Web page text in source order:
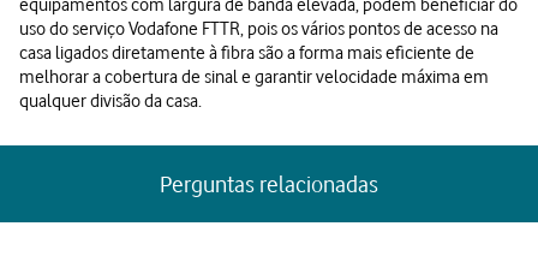
uso do serviço Vodafone FTTR, pois os vários pontos de acesso na
casa ligados diretamente à fibra são a forma mais eficiente de
melhorar a cobertura de sinal e garantir velocidade máxima em
qualquer divisão da casa.
Perguntas relacionadas